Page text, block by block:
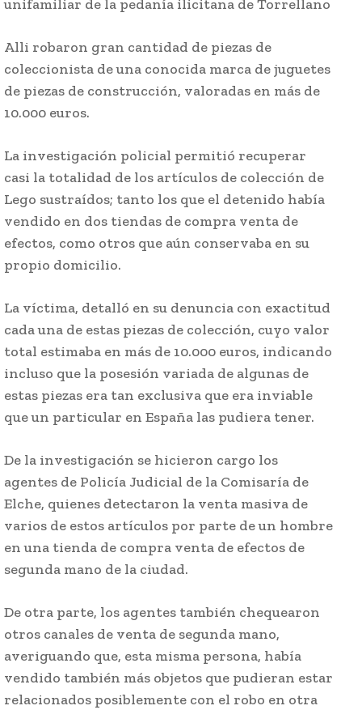
unifamiliar de la pedanía ilicitana de Torrellano
Alli robaron gran cantidad de piezas de
coleccionista de una conocida marca de juguetes
de piezas de construcción, valoradas en más de
10.000 euros.
La investigación policial permitió recuperar
casi la totalidad de los artículos de colección de
Lego sustraídos; tanto los que el detenido había
vendido en dos tiendas de compra venta de
efectos, como otros que aún conservaba en su
propio domicilio.
La víctima, detalló en su denuncia con exactitud
cada una de estas piezas de colección, cuyo valor
total estimaba en más de 10.000 euros, indicando
incluso que la posesión variada de algunas de
estas piezas era tan exclusiva que era inviable
que un particular en España las pudiera tener.
De la investigación se hicieron cargo los
agentes de Policía Judicial de la Comisaría de
Elche, quienes detectaron la venta masiva de
varios de estos artículos por parte de un hombre
en una tienda de compra venta de efectos de
segunda mano de la ciudad.
De otra parte, los agentes también chequearon
otros canales de venta de segunda mano,
averiguando que, esta misma persona, había
vendido también más objetos que pudieran estar
relacionados posiblemente con el robo en otra